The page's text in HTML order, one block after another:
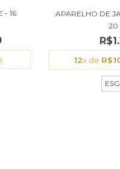
- 16
APARELHO DE
20
12x de